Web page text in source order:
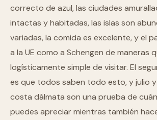
correcto de azul, las ciudades
intactas y habitadas, las islas son
variadas, la comida es excelente, y el
a la UE como a Schengen de maneras
logísticamente simple de visitar. El
es que todos saben todo esto, y julio y
costa dálmata son una prueba de
puedes apreciar mientras también